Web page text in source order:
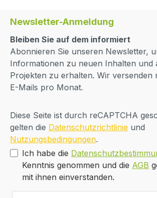
Newsletter-Anmeldung
Bleiben Sie auf dem informiert
Abonnieren Sie unseren Newsletter,
Informationen zu neuen Inhalten und
Projekten zu erhalten. Wir versenden
E-Mails pro Monat.
Diese Seite ist durch reCAPTCHA
gelten die Datenschutzrichtlinie und
Nutzungsbedingungen.
Ich habe die
Kenntnis genommen und die AGB
mit ihnen einverstanden.